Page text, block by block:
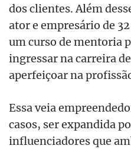
dos clientes. Além
ator e empresário de
um curso de mentoria
ingressar na carreira
aperfeiçoar na
Essa veia
casos, ser expandida
influenciadores que